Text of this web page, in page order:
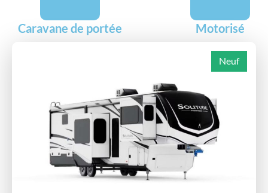
Caravane de portée Motorisé
Neuf